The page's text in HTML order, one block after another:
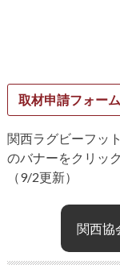
取材申請フォーム
関西ラグビーフッ
のバナーをクリッ
（9/2更新）
関西協